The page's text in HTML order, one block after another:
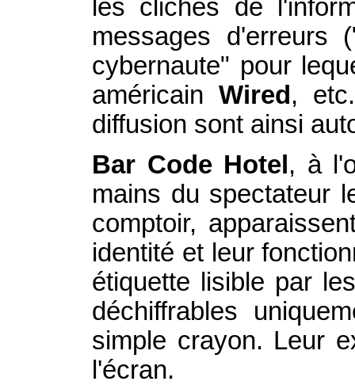
les clichés de
messages d'erreurs
cybernaute" pour
américainWired,
diffusion sont ainsi
Bar Code Hotel , à
mains du spectateur
comptoir,
identité et leur
étiquette lisible par
déchiffrables
simple crayon. Leur
l'écran.